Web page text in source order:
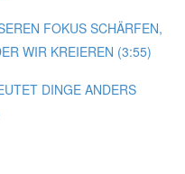
FOKUS SCHÄRFEN,
WIR KREIEREN (3:55)
DINGE ANDERS